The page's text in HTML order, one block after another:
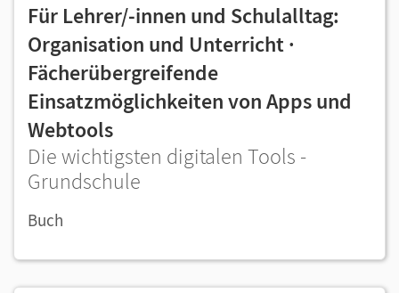
Für Lehrer/-innen und Schulalltag:
Organisation und Unterricht ·
Fächerübergreifende
Einsatzmöglichkeiten von Apps und
Webtools
Die wichtigsten digitalen Tools -
Grundschule
Buch